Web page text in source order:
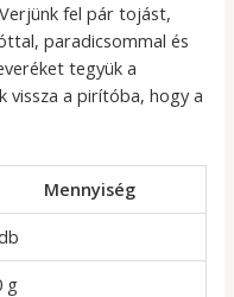
fel pár tojást,
paradicsommal és
tegyük a
vissza a pirítóba, hogy a
Mennyiség
g